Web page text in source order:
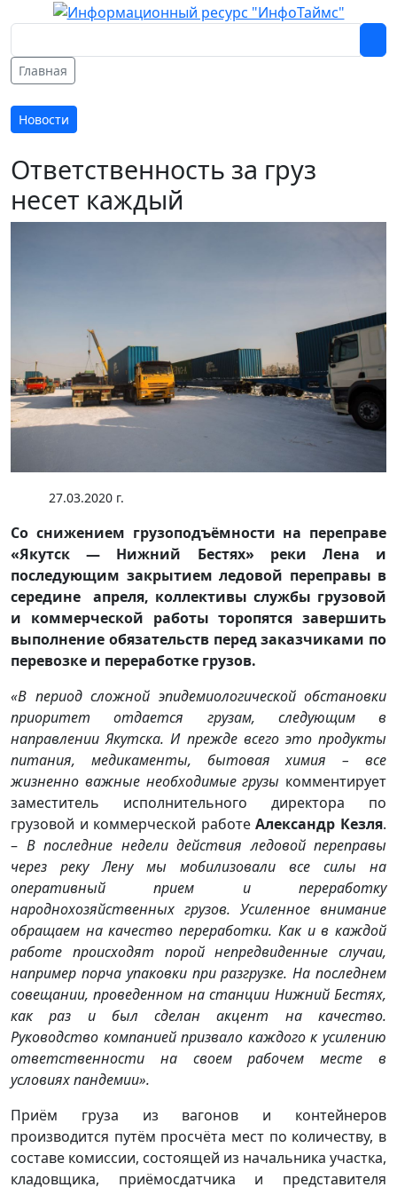
Главная
Новости
Ответственность за груз
несет каждый
27.03.2020 г.
Со снижением грузоподъёмности на переправе
«Якутск — Нижний Бестях» реки Лена и
последующим закрытием ледовой переправы в
середине апреля, коллективы службы грузовой
и коммерческой работы торопятся завершить
выполнение обязательств перед заказчиками по
перевозке и переработке грузов.
«В период сложной эпидемиологической обстановки
приоритет отдается грузам, следующим в
направлении Якутска. И прежде всего это продукты
питания, медикаменты, бытовая химия – все
жизненно важные необходимые грузы комментирует
заместитель исполнительного директора по
грузовой и коммерческой работеАлександр Кезля.
– В последние недели действия ледовой переправы
через реку Лену мы мобилизовали все силы на
оперативный прием и переработку
народнохозяйственных грузов. Усиленное внимание
обращаем на качество переработки. Как и в каждой
работе происходят порой непредвиденные случаи,
например порча упаковки при разгрузке. На последнем
совещании, проведенном на станции Нижний Бестях,
как раз и был сделан акцент на качество.
Руководство компанией призвало каждого к усилению
ответственности на своем рабочем месте в
условиях пандемии».
Приём груза из вагонов и контейнеров
производится путём просчёта мест по количеству, в
составе комиссии, состоящей из начальника участка,
кладовщика, приёмосдатчика и представителя